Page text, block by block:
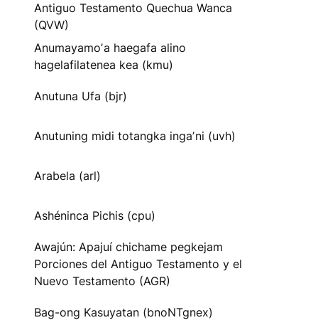
Antiguo Testamento Quechua Wanca
(QVW)
Anumayamoʼa haegafa alino
hagelafilatenea kea (kmu)
Anutuna Ufa (bjr)
Anutuning midi totangka ingaʼni (uvh)
Arabela (arl)
Ashéninca Pichis (cpu)
Awajún: Apajuí chichame pegkejam
Porciones del Antiguo Testamento y el
Nuevo Testamento (AGR)
Bag-ong Kasuyatan (bnoNTgnex)